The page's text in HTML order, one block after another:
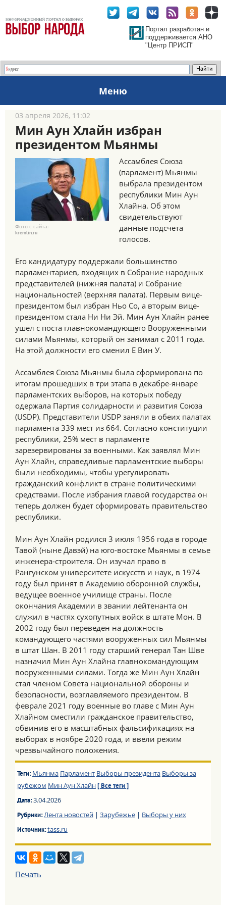
Портал разработан и
поддерживается АНО
"Центр ПРИСП"
Меню
03 апреля 2026, 11:02
Мин Аун Хлайн избран
президентом Мьянмы
Фото с сайта:
kremlin.ru
Ассамблея Союза
(парламент) Мьянмы
выбрала президентом
республики Мин Аун
Хлайна. Об этом
свидетельствуют
данные подсчета
голосов.
Его кандидатуру поддержали большинство
парламентариев, входящих в Собрание народных
представителей (нижняя палата) и Собрание
национальностей (верхняя палата). Первым вице-
президентом был избран Ньо Со, а вторым вице-
президентом стала Ни Ни Эй. Мин Аун Хлайн ранее
ушел с поста главнокомандующего Вооруженными
силами Мьянмы, который он занимал с 2011 года.
На этой должности его сменил Е Вин У.
Ассамблея Союза Мьянмы была сформирована по
итогам прошедших в три этапа в декабре-январе
парламентских выборов, на которых победу
одержала Партия солидарности и развития Союза
(USDP). Представители USDP заняли в обеих палатах
парламента 339 мест из 664. Согласно конституции
республики, 25% мест в парламенте
зарезервированы за военными. Как заявлял Мин
Аун Хлайн, справедливые парламентские выборы
были необходимы, чтобы урегулировать
гражданский конфликт в стране политическими
средствами. После избрания главой государства он
теперь должен будет сформировать правительство
республики.
Мин Аун Хлайн родился 3 июля 1956 года в городе
Тавой (ныне Давэй) на юго-востоке Мьянмы в семье
инженера-строителя. Он изучал право в
Рангунском университете искусств и наук, в 1974
году был принят в Академию оборонной службы,
ведущее военное училище страны. После
окончания Академии в звании лейтенанта он
служил в частях сухопутных войск в штате Мон. В
2002 году был переведен на должность
командующего частями вооруженных сил Мьянмы
в штат Шан. В 2011 году старший генерал Тан Шве
назначил Мин Аун Хлайна главнокомандующим
вооруженными силами. Тогда же Мин Аун Хлайн
стал членом Совета национальной обороны и
безопасности, возглавляемого президентом. В
феврале 2021 году военные во главе с Мин Аун
Хлайном сместили гражданское правительство,
обвинив его в масштабных фальсификациях на
выборах в ноябре 2020 года, и ввели режим
чрезвычайного положения.
Теги: Мьянма Парламент Выборы президента Выборы за
рубежом Мин Аун Хлайн [ Все теги ]
Дата:3.04.2026
Рубрики:Лента новостей| Зарубежье| Выборы у них
Источник:tass.ru
Печать